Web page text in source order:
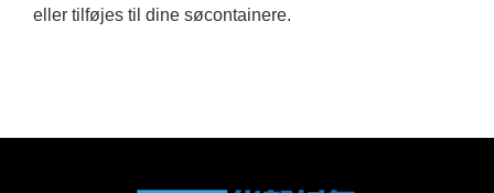
eller tilføjes til dine søcontainere.